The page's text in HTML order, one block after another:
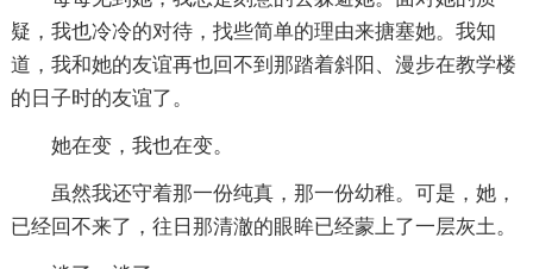
疑，我也冷冷的对待，找些简单的理由来搪塞她。我知
道，我和她的友谊再也回不到那踏着斜阳、漫步在教学楼
的日子时的友谊了。
她在变，我也在变。
虽然我还守着那一份纯真，那一份幼稚。可是，她，
已经回不来了，往日那清澈的眼眸已经蒙上了一层灰土。